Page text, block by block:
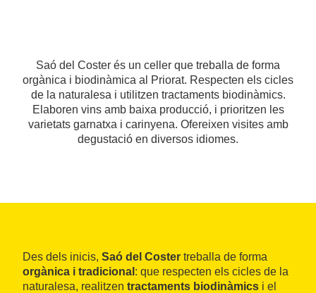
Saó del Coster és un celler que treballa de forma
orgànica i biodinàmica al Priorat. Respecten els cicles
de la naturalesa i utilitzen tractaments biodinàmics.
Elaboren vins amb baixa producció, i prioritzen les
varietats garnatxa i carinyena. Ofereixen visites amb
degustació en diversos idiomes.
Des dels inicis, Saó del Coster treballa de forma
orgànica i tradicional : que respecten els cicles de la
naturalesa, realitzen tractaments biodinàmics i el